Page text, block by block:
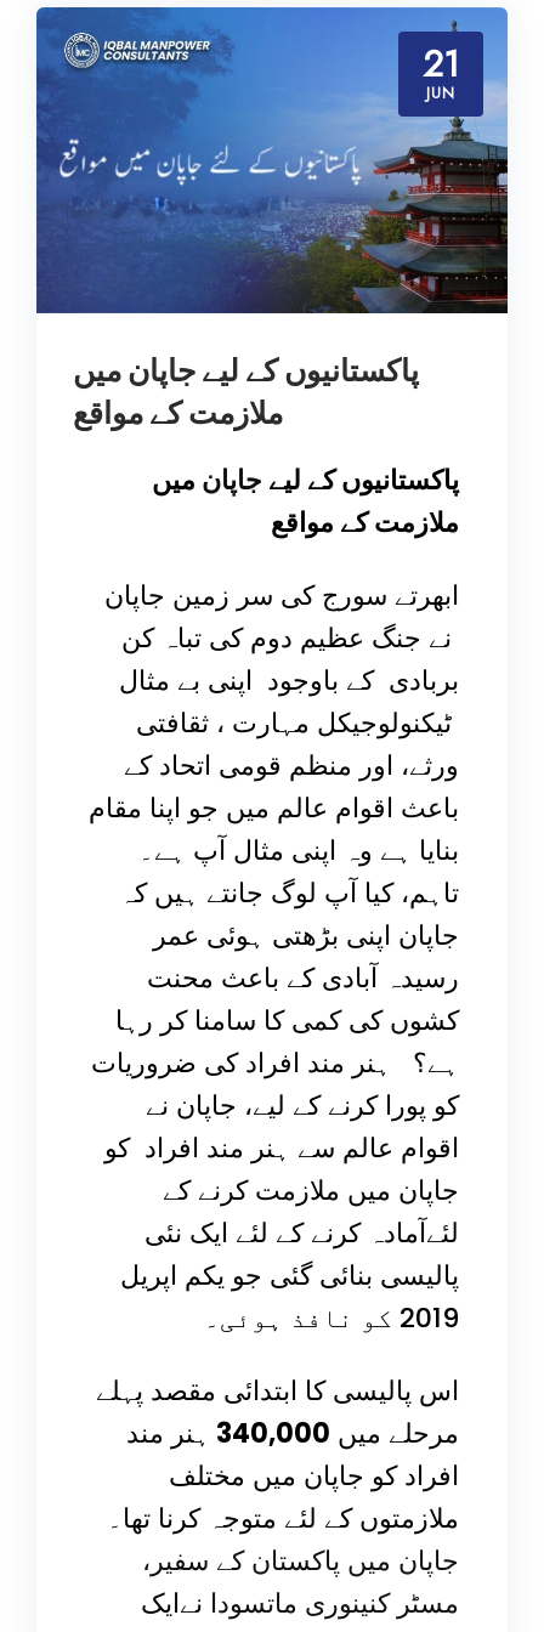
21
JUN
پاکستانیوں کے لیے جاپان میں
ملازمت کے مواقع
پاکستانیوں کے لیے جاپان میں
ملازمت کے مواقع
ابھرتے سورج کی سر زمین جاپان
نے جنگ عظیم دوم کی تباہ کن
بربادی کے باوجود اپنی بے مثال
ٹیکنولوجیکل مہارت ، ثقافتی
ورثے، اور منظم قومی اتحاد کے
باعث اقوام عالم میں جو اپنا مقام
بنایا ہے وہ اپنی مثال آپ ہے۔
تاہم، کیا آپ لوگ جانتے ہیں کہ
جاپان اپنی بڑھتی ہوئی عمر
رسیدہ آبادی کے باعث محنت
کشوں کی کمی کا سامنا کر رہا
ہے؟ ہنر مند افراد کی ضروریات
کو پورا کرنے کے لیے، جاپان نے
اقوام عالم سے ہنر مند افراد کو
جاپان میں ملازمت کرنے کے
لئےآمادہ کرنے کے لئے ایک نئی
پالیسی بنائی گئی جو یکم اپریل
2019 کو نافذ ہوئی۔
مرحلے میں 340,000 ہنر مند
افراد کو جاپان میں مختلف
ملازمتوں کے لئے متوجہ کرنا تھا۔
جاپان میں پاکستان کے سفیر،
مسٹر کنینوری ماتسودا نےایک